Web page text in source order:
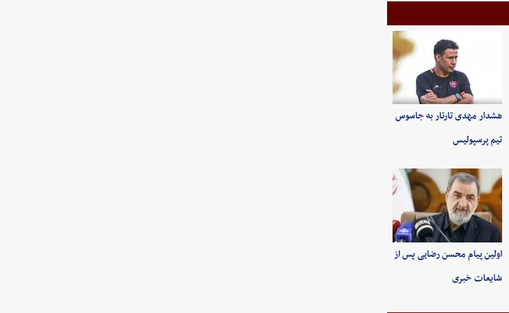
هشدار مهدی تارتار به جاسوس
تیم پرسپولیس
اولین پیام محسن رضایی پس از
شایعات خبری